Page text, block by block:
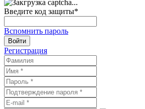
Введите код защиты*
Вспомнить пароль
Войти
Регистрация